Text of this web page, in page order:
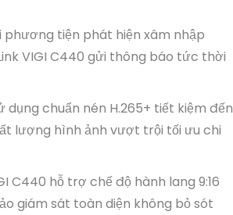
tiện phát hiện xâm nhập
VIGI C440 gửi thông báo tức thời
dụng chuẩn nén H.265+ tiết kiệm đến
lượng hình ảnh vượt trội tối ưu chi
C440 hỗ trợ chế độ hành lang 9:16
giám sát toàn diện không bỏ sót